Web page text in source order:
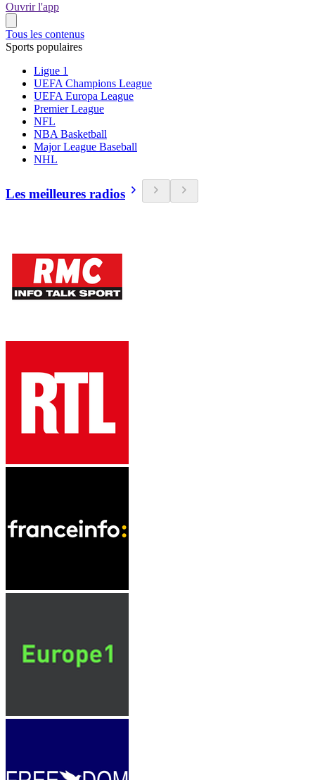
Ouvrir l'app
Tous les contenus
Sports populaires
Ligue 1
UEFA Champions League
UEFA Europa League
Premier League
NFL
NBA Basketball
Major League Baseball
NHL
Les meilleures radios